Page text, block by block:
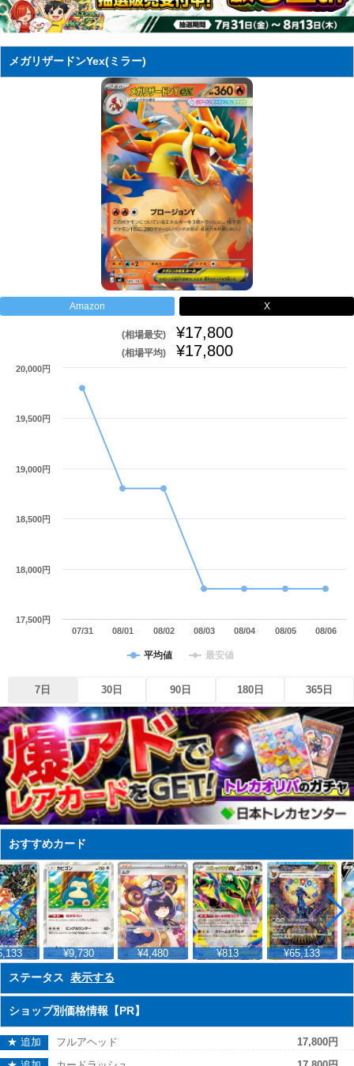
メガリザードンYex(ミラー)
Amazon X
(相場最安) ¥17,800
(相場平均) ¥17,800
平均値 最安値
07/31 08/01 08/02 08/03 08/04 08/05 08/06
17,500円
18,000円
18,500円
19,000円
19,500円
20,000円
7日 30日 90日 180日 365日
おすすめカード
¥9,730 ¥4,480 ¥813 ¥65,133
ステータス 表示する
ショップ別価格情報【PR】
★ 追加 フルアヘッド
17,800円